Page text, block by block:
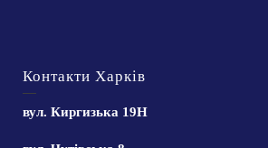
Контакти Харків
вул. Киргизька 19Н